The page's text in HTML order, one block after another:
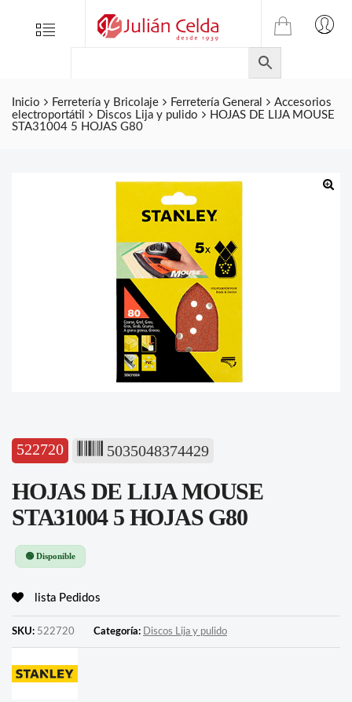
Menu
TIENDA
ONLINE
DE
JULIAN
CELDA
Inicio Ferretería y Bricolaje Ferretería General
Accesorios
electroportátil
Discos Lija y pulido
HOJAS DE LIJA MOUSE
STA31004 5 HOJAS G80
522720 5035048374429
HOJAS DE LIJA MOUSE
STA31004 5 HOJAS G80
🟢 Disponible
lista Pedidos
SKU: 522720 Categoría: Discos Lija y pulido
Folletos
Contacto